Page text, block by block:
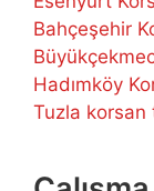
Bahçeşehir
Hadımköy
Tuzla korsan